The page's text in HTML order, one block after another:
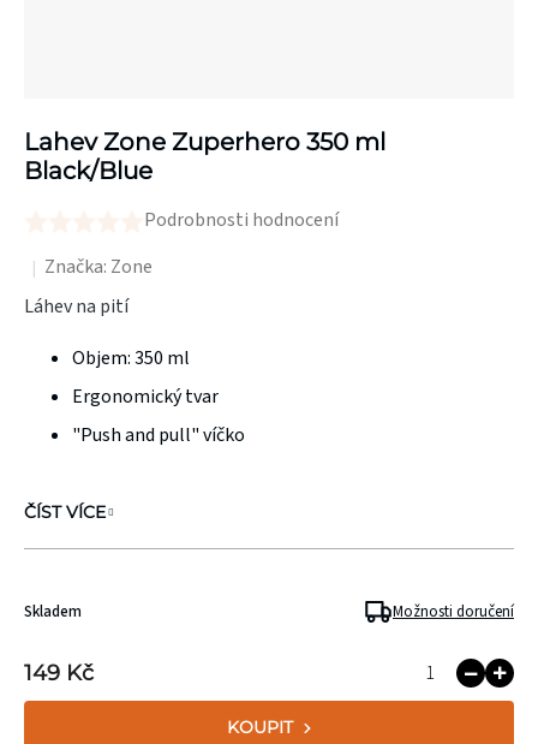
Lahev Zone Zuperhero 350 ml
Black/Blue
hodnocení
produktu
Podrobnosti hodnocení
Značka: Zone
Láhev na pití
Objem: 350 ml
Ergonomický tvar
"Push and pull" víčko
ČÍST VÍCE
149 Kč
KOUPIT
Skladem Možnosti doručení